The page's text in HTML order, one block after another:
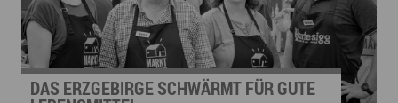
DAS ERZGEBIRGE SCHWÄRMT FÜR GUTE